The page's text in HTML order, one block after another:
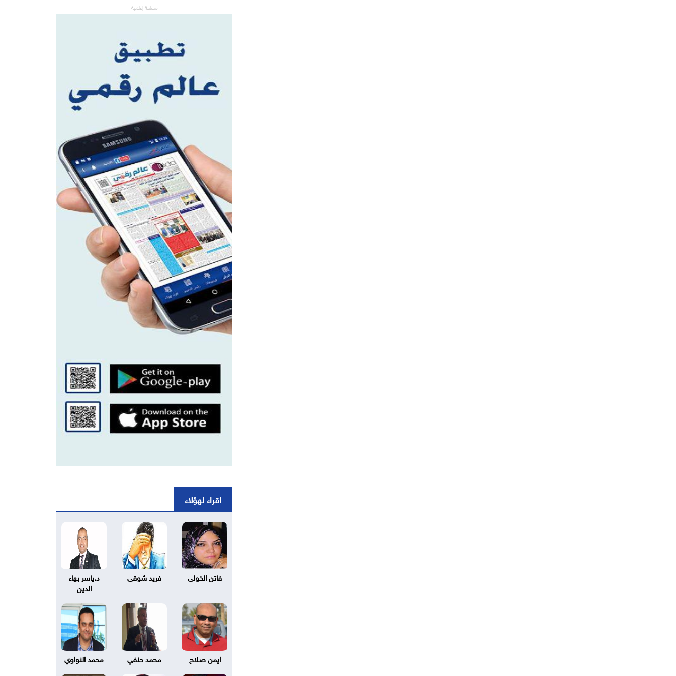
مساحة إعلانية
اقراء لهؤلاء
فاتن الخولى فريد شوقى
د.ياسر بهاء
الدين
ايمن صلاح محمد حنفي محمد النواوي